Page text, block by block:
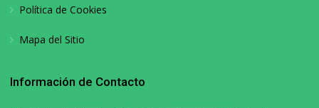
Política de Cookies
Mapa del Sitio
Información de Contacto